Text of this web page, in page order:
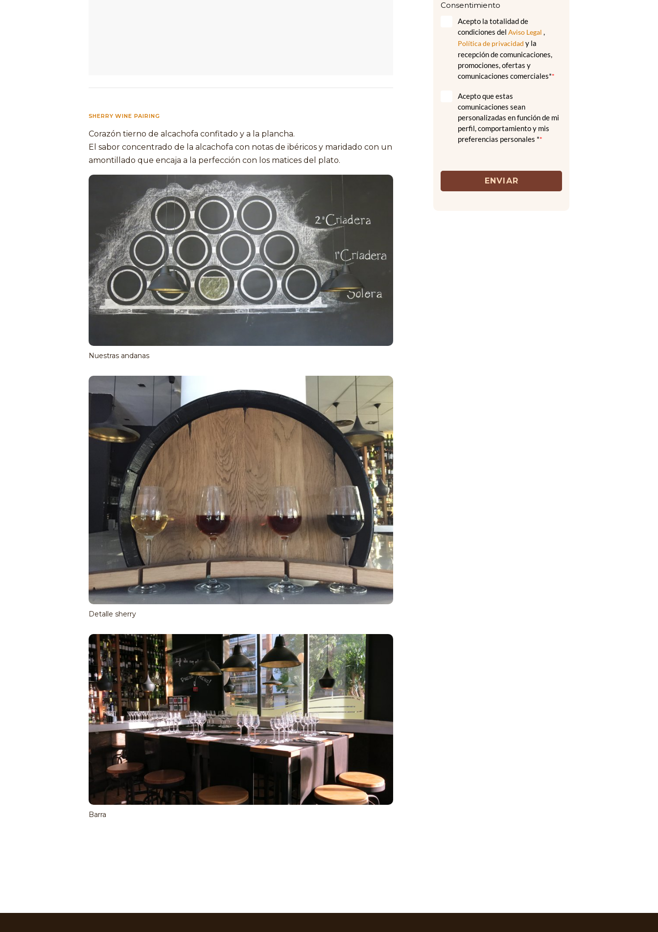
SHERRY WINE PAIRING
Corazón tierno de alcachofa confitado y a la plancha.
El sabor concentrado de la alcachofa con notas de ibéricos y maridado con un
amontillado que encaja a la perfección con los matices del plato.
Nuestras andanas
Detalle sherry
Barra
Consentimiento
Acepto la totalidad de
condiciones delAviso Legal ,
Política de privacidad y la
recepción de comunicaciones,
promociones, ofertas y
comunicaciones comerciales**
Acepto que estas
comunicaciones sean
personalizadas en función de mi
perfil, comportamiento y mis
preferencias personales **
ENVIAR